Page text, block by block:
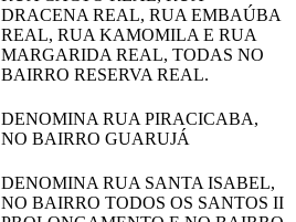
DRACENA REAL, RUA EMBAÚBA
REAL, RUA KAMOMILA E RUA
MARGARIDA REAL, TODAS NO
BAIRRO RESERVA REAL.
DENOMINA RUA PIRACICABA,
NO BAIRRO GUARUJÁ
DENOMINA RUA SANTA ISABEL,
NO BAIRRO TODOS OS SANTOS II